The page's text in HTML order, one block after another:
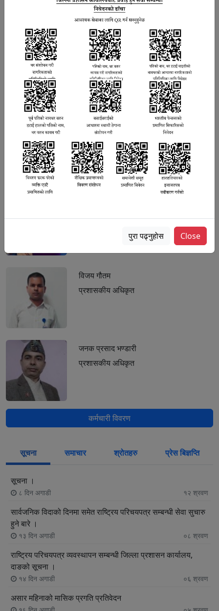
निश्चल राज पाण्डे
प्रमुख जिल्ला अधिकारी
सहायक प्रमुख जिल्ला अधिकारी
९८५७८५७७७७
विजय गौतम
प्रशासकीय अधिकृत
जनक प्रसाद भण्डारी
प्रशासकीय अधिकृत
कर्मचारी विवरण
सूचना समाचार श्रोतहरु प्रेस बिज्ञप्ति
सूचना ।
८ दिन अगाडी १२ श्रवण
सार्वजनिक विदाको दिनमा समेत राष्ट्रिय परिचयपत्र सम्बन्धी सेवा सुचारु
हुने बारे ।
१३ दिन अगाडी ०८ श्रवण
राष्ट्रिय परिचयपत्र व्यवस्थापन सम्बन्धी जिल्ला प्रशासन कार्यालय,
दाङको सूचना ।
१४ दिन अगाडी ०६ श्रवण
असार महिनाको मासिक प्रगति प्रतिवेदन
पुरा पढ्नुहोस Close